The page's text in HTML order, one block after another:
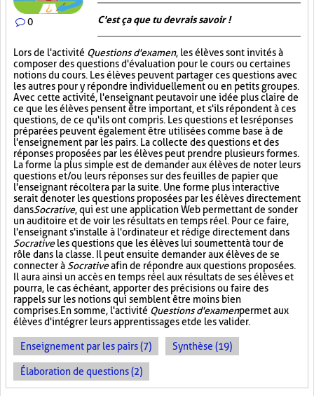
0 C'est ça que tu devrais savoir !
Lors de l'activité Questions d'examen, les élèves sont invités à
composer des questions d'évaluation pour le cours ou certaines
notions du cours. Les élèves peuvent partager ces questions avec
les autres pour y répondre individuellement ou en petits groupes.
Avec cette activité, l'enseignant peut avoir une idée plus claire de
ce que les élèves pensent être important, et s'ils répondent à ces
questions, de ce qu'ils ont compris. Les questions et les réponses
préparées peuvent également être utilisées comme base à de
l'enseignement par les pairs. La collecte des questions et des
réponses proposées par les élèves peut prendre plusieurs formes.
La forme la plus simple est de demander aux élèves de noter leurs
questions et/ou leurs réponses sur des feuilles de papier que
l'enseignant récoltera par la suite. Une forme plus interactive
serait de noter les questions proposées par les élèves directement
dansSocrative, qui est une application Web permettant de sonder
un auditoire et de voir les résultats en temps réel. Pour ce faire,
l'enseignant s'installe à l'ordinateur et rédige directement dans
Socrativeles questions que les élèves lui soumettent à tour de
rôle dans la classe. Il peut ensuite demander aux élèves de se
connecter à Socrativeafin de répondre aux questions proposées.
Il aura ainsi un accès en temps réel aux résultats de ses élèves et
pourra, le cas échéant, apporter des précisions ou faire des
rappels sur les notions qui semblent être moins bien
comprises. En somme, l'activité Questions d'examenpermet aux
élèves d'intégrer leurs apprentissages et de les valider.
Enseignement par les pairs (7) Synthèse (19)
Élaboration de questions (2)